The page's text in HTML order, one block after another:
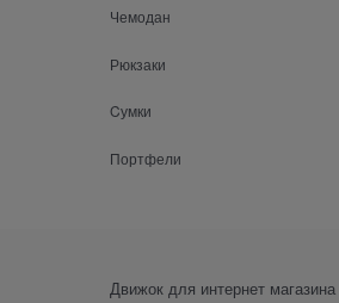
Чемодан
Рюкзаки
Cумки
Портфели
Движок для интернет магазина